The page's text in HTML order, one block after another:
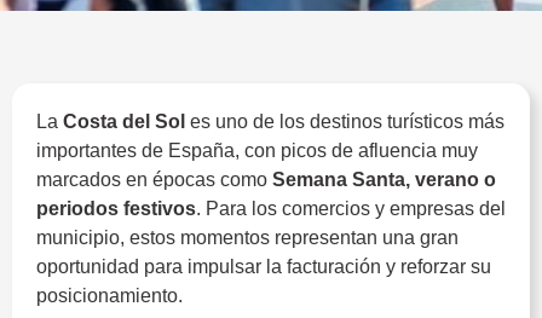
La Costa del Sol es uno de los destinos turísticos más
importantes de España, con picos de afluencia muy
marcados en épocas como Semana Santa, verano o
periodos festivos. Para los comercios y empresas del
municipio, estos momentos representan una gran
oportunidad para impulsar la facturación y reforzar su
posicionamiento.